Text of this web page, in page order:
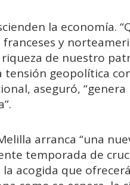
la economía.
y
de nuestro
geopolítica
aseguró,
arranca “una
temporada de
la acogida que